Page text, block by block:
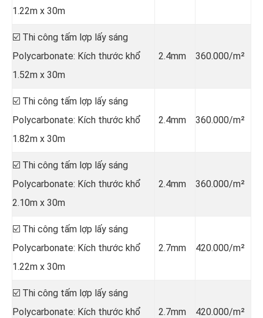
1.22m x 30m
☑️ Thi công tấm lợp lấy sáng
Polycarbonate: Kích thước khổ
1.52m x 30m
2.4mm 360.000/m²
☑️ Thi công tấm lợp lấy sáng
Polycarbonate: Kích thước khổ
1.82m x 30m
2.4mm 360.000/m²
☑️ Thi công tấm lợp lấy sáng
Polycarbonate: Kích thước khổ
2.10m x 30m
2.4mm 360.000/m²
☑️ Thi công tấm lợp lấy sáng
Polycarbonate: Kích thước khổ
1.22m x 30m
2.7mm 420.000/m²
☑️ Thi công tấm lợp lấy sáng
Polycarbonate: Kích thước khổ
2.7mm 420.000/m²